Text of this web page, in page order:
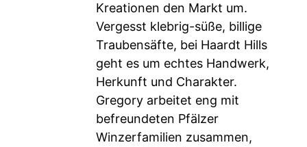
Kreationen den Markt um.
Vergesst klebrig-süße, billige
Traubensäfte, bei Haardt Hills
geht es um echtes Handwerk,
Herkunft und Charakter.
Gregory arbeitet eng mit
befreundeten Pfälzer
Winzerfamilien zusammen,